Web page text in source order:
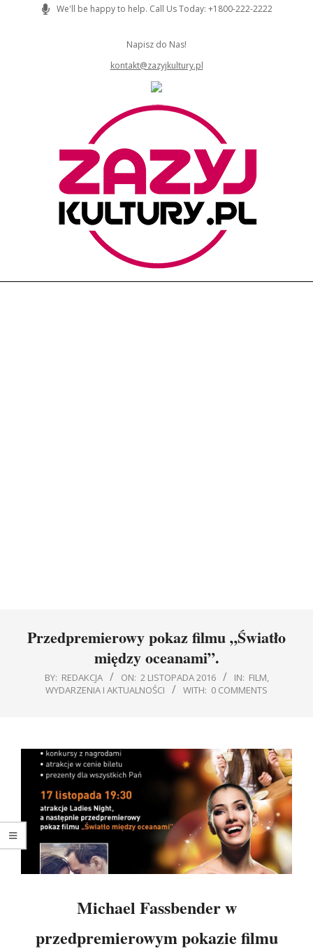
We'll be happy to help. Call Us Today: +1800-222-2222
Napisz do Nas!
kontakt@zazyjkultury.pl
ZAZYJKULTURY
Przedpremierowy pokaz filmu „Światło
między oceanami”.
BY: REDAKCJA ON: 2 LISTOPADA 2016 IN: FILM,
WYDARZENIA I AKTUALNOŚCI
WITH: 0 COMMENTS
Michael Fassbender w
przedpremierowym pokazie filmu